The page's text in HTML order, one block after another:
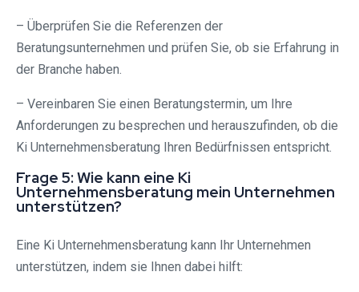
– Überprüfen Sie die Referenzen der
Beratungsunternehmen und prüfen Sie, ob sie Erfahrung in
der Branche haben.
– Vereinbaren Sie einen Beratungstermin, um Ihre
Anforderungen zu besprechen und herauszufinden, ob die
Ki Unternehmensberatung Ihren Bedürfnissen entspricht.
Frage 5: Wie kann eine Ki
Unternehmensberatung mein Unternehmen
unterstützen?
Eine Ki Unternehmensberatung kann Ihr Unternehmen
unterstützen, indem sie Ihnen dabei hilft: